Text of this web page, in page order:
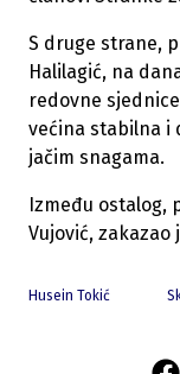
S druge strane,
Halilagić, na
redovne
većina stabilna i
jačim snagama.
Između ostalog,
Vujović, zakazao
Husein Tokić